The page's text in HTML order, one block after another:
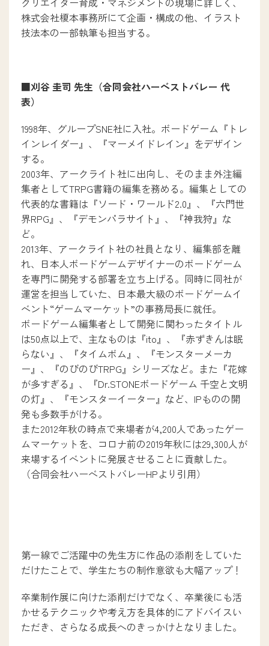
株式会社榎本事務所にて企画・構成の他、イラスト
技法本の一部執筆も担当する。
■刈谷 圭司 先生（合同会社ハーベストバレー 代
表）
1998年、グループSNE社に入社。ボードゲーム『トレ
インレイダー』、『マーメイドレイン』をデザイン
する。
2003年、アークライト社に出向し、そのまま外注編
集者としてTRPG書籍の編集を務める。編集としての
代表的な書籍は『ソード・ワールド2.0』、『六門世
界RPG』、『デモンパラサイト』、『神我狩』な
ど。
2013年、アークライト社の社員となり、編集部を離
れ、日本人ボードゲームデザイナーのボードゲーム
を専門に開発する部署を立ち上げる。同時に同社が
運営を担当していた、日本最大級のボードゲームイ
ベント“ゲームマーケット”の事務局長に就任。
ボードゲーム編集者として開発に関わったタイトル
は50点以上で、主なものは『ito』、『赤ずきんは眠
らない』、『タイムボム』、『モンスターメーカ
ー』、『のびのびTRPG』シリーズなど。また『花嫁
が多すぎる』、『Dr.STONEボードゲーム 千空と文明
の灯』、『モンスターイーター』など、IPものの開
発も多数手がける。
また2012年秋の時点で来場者が4,200人であったゲー
ムマーケットを、コロナ前の2019年秋には29,300人が
来場するイベントに発展させることに貢献した。
（合同会社ハーベストバレーHPより引用）
第一線でご活躍中の先生方に作品の添削をしていた
だけたことで、学生たちの制作意欲も大幅アップ！
卒業制作展に向けた添削だけでなく、卒業後にも活
かせるテクニックや考え方を具体的にアドバイスい
ただき、さらなる成長へのきっかけとなりました。